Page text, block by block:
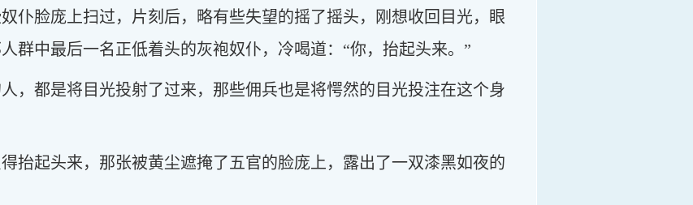
仆脸庞上扫过，片刻后，略有些失望的摇了摇头，刚想收回目光，眼
群中最后一名正低着头的灰袍奴仆，冷喝道：“你，抬起头来。”
，都是将目光投射了过来，那些佣兵也是将愕然的目光投注在这个身
抬起头来，那张被黄尘遮掩了五官的脸庞上，露出了一双漆黑如夜的